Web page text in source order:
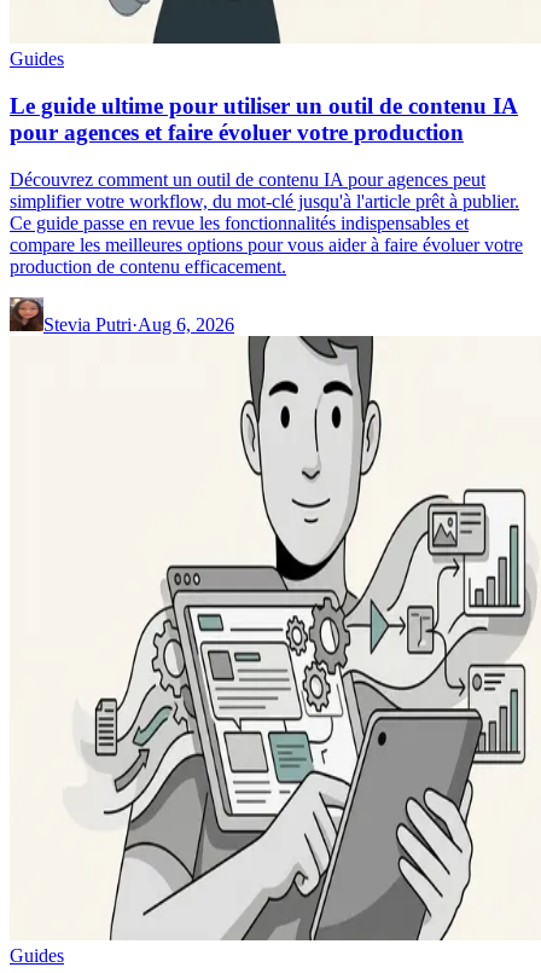
Guides
Le guide ultime pour utiliser un outil de contenu IA
pour agences et faire évoluer votre production
Découvrez comment un outil de contenu IA pour agences peut
simplifier votre workflow, du mot-clé jusqu'à l'article prêt à publier.
Ce guide passe en revue les fonctionnalités indispensables et
compare les meilleures options pour vous aider à faire évoluer votre
production de contenu efficacement.
Stevia Putri·Aug 6, 2026
Guides